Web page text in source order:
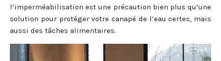
l’imperméabilisation est une précaution bien plus qu’une
solution pour protéger votre canapé de l’eau certes, mais
aussi des tâches alimentaires.